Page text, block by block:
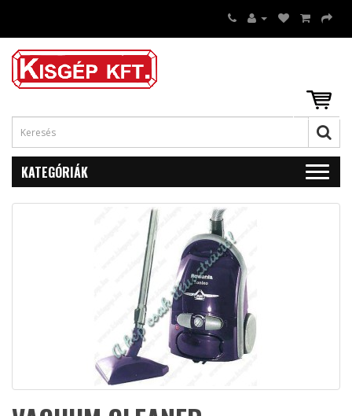
KATEGÓRIÁK